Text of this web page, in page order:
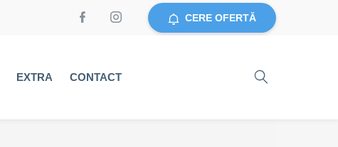
CERE OFERTĂ
EXTRA CONTACT